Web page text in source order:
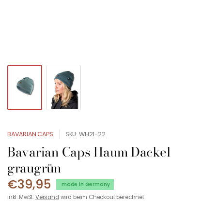
BAVARIAN CAPS SKU: WH21-22
Bavarian Caps Haum Dackel
graugrün
€39,95 made in Germany
inkl. MwSt.Versand wird beim Checkout berechnet